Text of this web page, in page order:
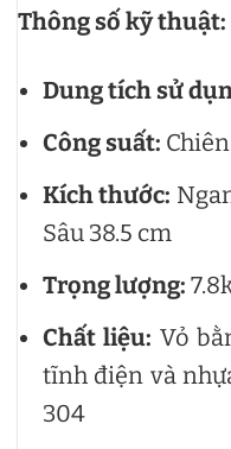
Thông số kỹ thuật:
Dung tích sử
Công suất:
Kích thước:
Sâu 38.5 cm
Trọng lượng:
Chất liệu: Vỏ
tĩnh điện và
304